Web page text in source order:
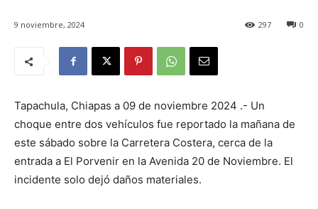
9 noviembre, 2024 0
297
Tapachula, Chiapas a 09 de noviembre 2024 .- Un
choque entre dos vehículos fue reportado la mañana de
este sábado sobre la Carretera Costera, cerca de la
entrada a El Porvenir en la Avenida 20 de Noviembre. El
incidente solo dejó daños materiales.